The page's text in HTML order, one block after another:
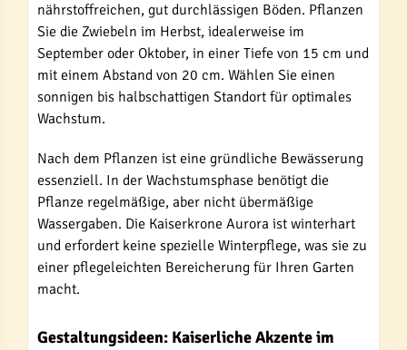
nährstoffreichen, gut durchlässigen Böden. Pflanzen
Sie die Zwiebeln im Herbst, idealerweise im
September oder Oktober, in einer Tiefe von 15 cm und
mit einem Abstand von 20 cm. Wählen Sie einen
sonnigen bis halbschattigen Standort für optimales
Wachstum.
Nach dem Pflanzen ist eine gründliche Bewässerung
essenziell. In der Wachstumsphase benötigt die
Pflanze regelmäßige, aber nicht übermäßige
Wassergaben. Die Kaiserkrone Aurora ist winterhart
und erfordert keine spezielle Winterpflege, was sie zu
einer pflegeleichten Bereicherung für Ihren Garten
macht.
Gestaltungsideen: Kaiserliche Akzente im